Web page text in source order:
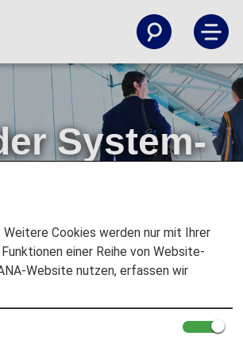
System-
für innerjapanische Flüge geben
flughafenweise in ein
Cookies werden nur mit Ihrer
einer Reihe von Website-
Website nutzen, erfassen wir